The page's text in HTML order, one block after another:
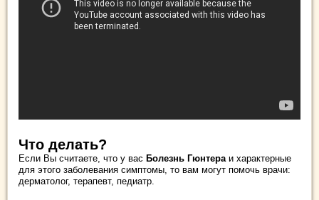
Что делать?
Если Вы считаете, что у вас Болезнь Гюнтера и характерные
для этого заболевания симптомы, то вам могут помочь врачи:
дерматолог, терапевт, педиатр.